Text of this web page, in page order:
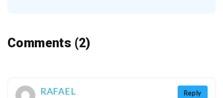
Comments (2)
Reply
RAFAEL